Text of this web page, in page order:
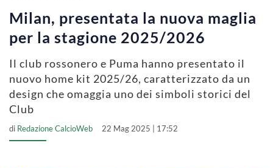
Milan, presentata la nuova maglia
per la stagione 2025/2026
Il club rossonero e Puma hanno presentato il
nuovo home kit 2025/26, caratterizzato da un
design che omaggia uno dei simboli storici del
Club
di Redazione CalcioWeb 22 Mag 2025 | 17:52